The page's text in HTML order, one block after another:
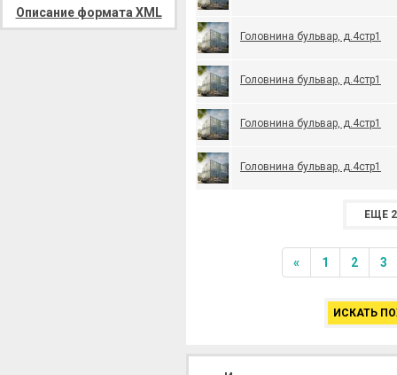
Описание формата XML
Головнина бульвар, д.4стр1
Головнина бульвар, д.4стр1
Головнина бульвар, д.4стр1
Головнина бульвар, д.4стр1
ЕЩЕ
« 1 2 3
ИСКАТЬ